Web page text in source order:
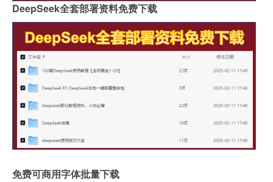
DeepSeek全套部署资料免费下载
免费可商用字体批量下载